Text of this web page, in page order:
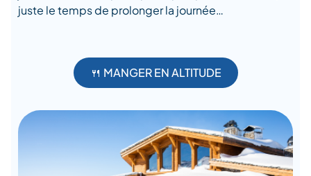
juste le temps de prolonger la journée…
🍴 MANGER EN ALTITUDE